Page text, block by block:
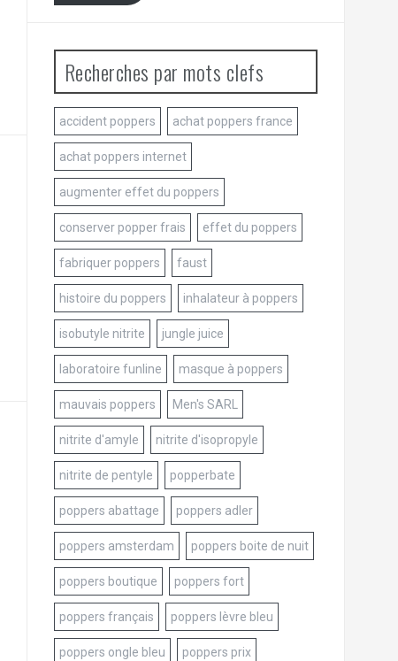
Recherches par mots clefs
accident poppers achat poppers france
achat poppers internet
augmenter effet du poppers
conserver popper frais effet du poppers
fabriquer poppers faust
histoire du poppers inhalateur à poppers
isobutyle nitrite jungle juice
laboratoire funline masque à poppers
mauvais poppers Men's SARL
nitrite d'amyle nitrite d'isopropyle
nitrite de pentyle popperbate
poppers abattage poppers adler
poppers amsterdam poppers boite de nuit
poppers boutique poppers fort
poppers français poppers lèvre bleu
poppers ongle bleu poppers prix